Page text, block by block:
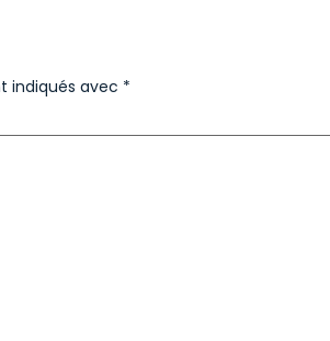
indiqués avec *